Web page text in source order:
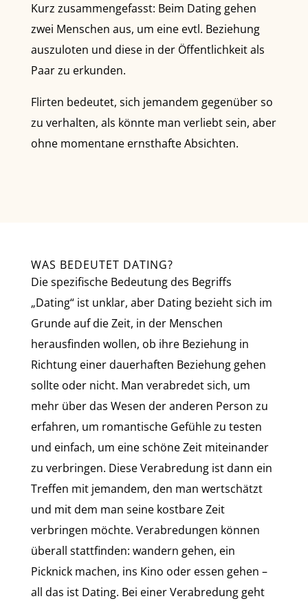
Kurz zusammengefasst: Beim Dating gehen
zwei Menschen aus, um eine evtl. Beziehung
auszuloten und diese in der Öffentlichkeit als
Paar zu erkunden.
Flirten bedeutet, sich jemandem gegenüber so
zu verhalten, als könnte man verliebt sein, aber
ohne momentane ernsthafte Absichten.
WAS BEDEUTET DATING?
Die spezifische Bedeutung des Begriffs
„Dating“ ist unklar, aber Dating bezieht sich im
Grunde auf die Zeit, in der Menschen
herausfinden wollen, ob ihre Beziehung in
Richtung einer dauerhaften Beziehung gehen
sollte oder nicht. Man verabredet sich, um
mehr über das Wesen der anderen Person zu
erfahren, um romantische Gefühle zu testen
und einfach, um eine schöne Zeit miteinander
zu verbringen. Diese Verabredung ist dann ein
Treffen mit jemandem, den man wertschätzt
und mit dem man seine kostbare Zeit
verbringen möchte. Verabredungen können
überall stattfinden: wandern gehen, ein
Picknick machen, ins Kino oder essen gehen –
all das ist Dating. Bei einer Verabredung geht